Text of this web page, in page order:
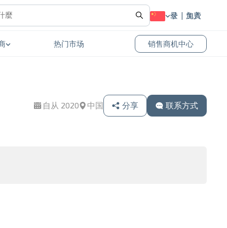
登录 免费加入
热门市场 销售商机中心
自从 2020 中国 分享 联系方式